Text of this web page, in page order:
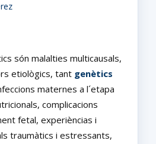
són malalties multicausals,
etiològics, tant genètics
maternes a l´etapa
complicacions
fetal, experièncias i
traumàtics i estressants,